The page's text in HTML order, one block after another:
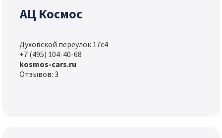
АЦ Космос
Духовской переулок 17с4
+7 (495) 104-40-68
kosmos-cars.ru
Отзывов: 3